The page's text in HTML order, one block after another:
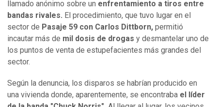
llamado anónimo sobre un enfrentamiento a tiros entre
bandas rivales. El procedimiento, que tuvo lugar en el
sector de Pasaje 59 con Carlos Dittborn, permitió
incautar más de mil dosis de drogas y desmantelar uno de
los puntos de venta de estupefacientes más grandes del
sector.
Según la denuncia, los disparos se habrían producido en
una vivienda donde, aparentemente, se encontraba el líder